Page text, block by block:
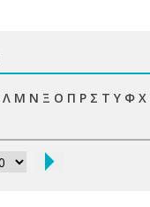
Λ Μ Ν Ξ Ο Π Ρ Σ Τ Υ Φ Χ